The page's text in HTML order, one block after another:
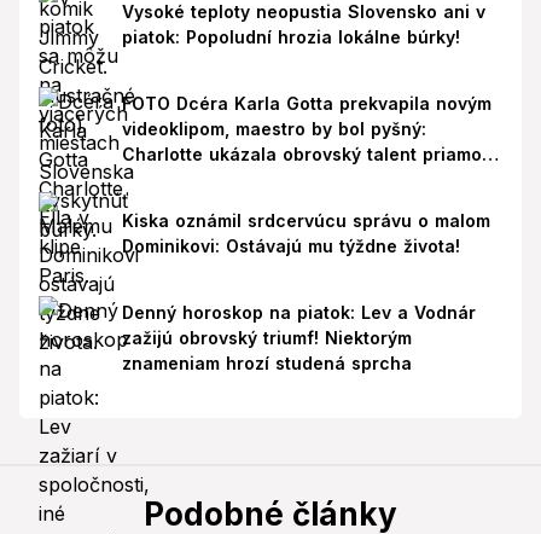
Vysoké teploty neopustia Slovensko ani v
piatok: Popoludní hrozia lokálne búrky!
FOTO Dcéra Karla Gotta prekvapila novým
videoklipom, maestro by bol pyšný:
Charlotte ukázala obrovský talent priamo v
Paríži!
Kiska oznámil srdcervúcu správu o malom
Dominikovi: Ostávajú mu týždne života!
Denný horoskop na piatok: Lev a Vodnár
zažijú obrovský triumf! Niektorým
znameniam hrozí studená sprcha
Podobné články